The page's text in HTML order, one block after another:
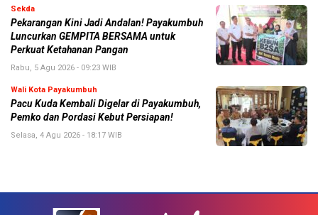
Sekda
Pekarangan Kini Jadi Andalan! Payakumbuh
Luncurkan GEMPITA BERSAMA untuk
Perkuat Ketahanan Pangan
Rabu, 5 Agu 2026 - 09:23 WIB
Wali Kota Payakumbuh
Pacu Kuda Kembali Digelar di Payakumbuh,
Pemko dan Pordasi Kebut Persiapan!
Selasa, 4 Agu 2026 - 18:17 WIB